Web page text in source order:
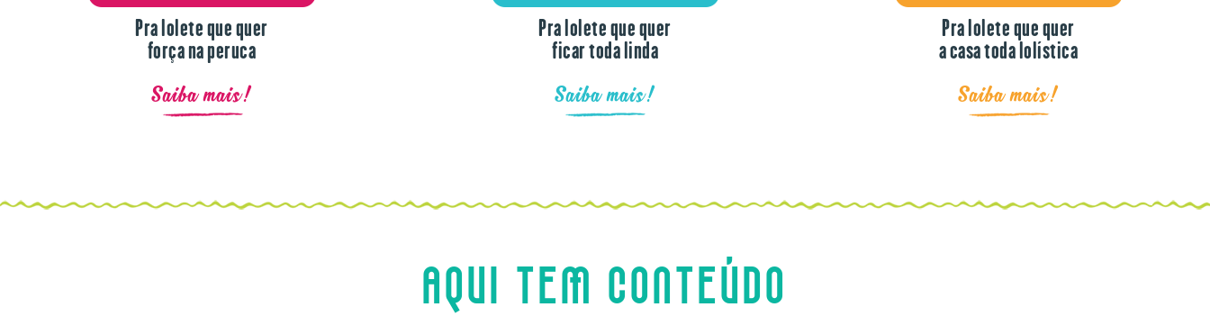
Pra lolete que quer
força na peruca
Saiba mais!
Pra lolete que quer
ficar toda linda
Saiba mais!
Pra lolete que quer
a casa toda lolística
Saiba mais!
AQUI TEM CONTEÚDO